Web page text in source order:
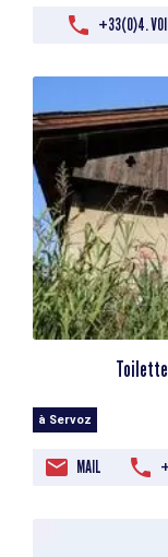
+33(0)4.
à Servoz
MAIL